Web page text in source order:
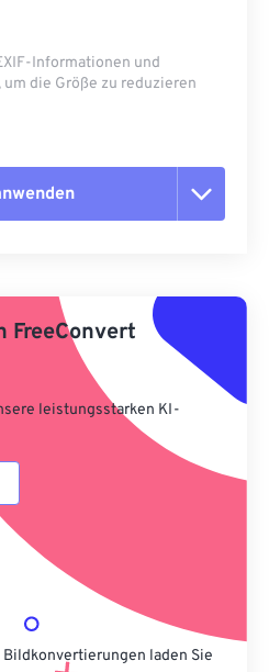
Informationen und
die Größe zu reduzieren
FreeConvert
leistungsstarken KI-
laden Sie